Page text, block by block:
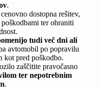
.
dostopna rešitev,
ter ohraniti
tudi več dni ali
avtomobil po popravilu
kot pred poškodbo.
zaščitite pravočasno
ter nepotrebnim
.